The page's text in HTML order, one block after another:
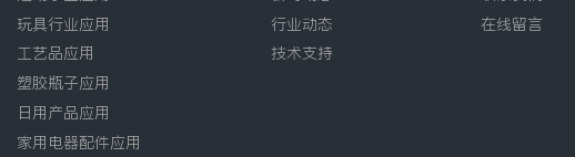
玩具行业应用
工艺品应用
塑胶瓶子应用
日用产品应用
家用电器配件应用
行业动态
技术支持
在线留言